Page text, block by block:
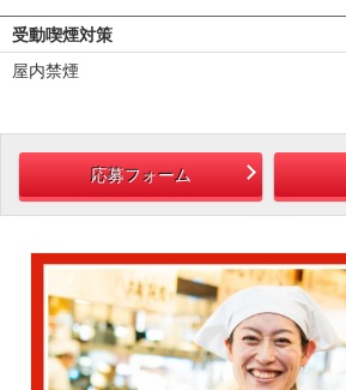
受動喫煙対策
屋内禁煙
応募フォーム